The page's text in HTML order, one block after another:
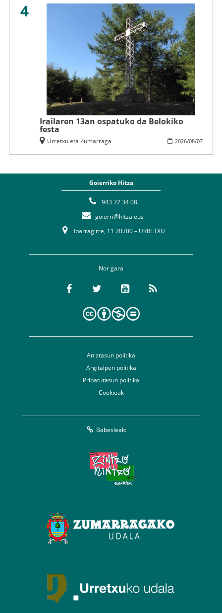
4
Irailaren 13an ospatuko da Belokiko
festa
2026/08/07
Urretxu eta Zumarraga
Goierriko Hitza
943 72 34 08
goierri@hitza.eus
Iparragirre, 11 20700 – URRETXU
Nor gara
Aniztasun politika
Argitalpen politika
Pribatutasun politika
Cookieak
Babesleak: